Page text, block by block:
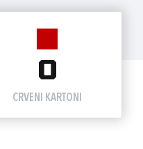
0
CRVENI KARTONI